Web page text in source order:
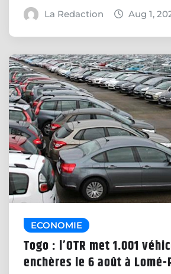
La Redaction Aug 1,
ECONOMIE
Togo : l’OTR met 1.001
enchères le 6 août à